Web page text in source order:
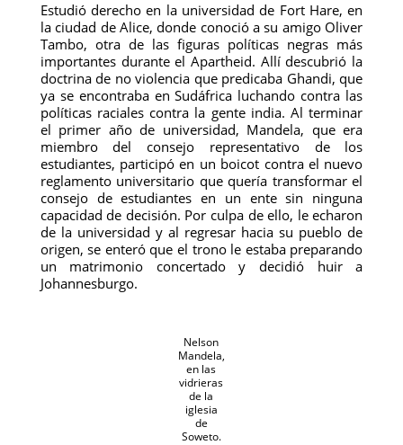
Estudió derecho en la universidad de Fort Hare, en
la ciudad de Alice, donde conoció a su amigo Oliver
Tambo, otra de las figuras políticas negras más
importantes durante el Apartheid. Allí descubrió la
doctrina de no violencia que predicaba Ghandi, que
ya se encontraba en Sudáfrica luchando contra las
políticas raciales contra la gente india. Al terminar
el primer año de universidad, Mandela, que era
miembro del consejo representativo de los
estudiantes, participó en un boicot contra el nuevo
reglamento universitario que quería transformar el
consejo de estudiantes en un ente sin ninguna
capacidad de decisión. Por culpa de ello, le echaron
de la universidad y al regresar hacia su pueblo de
origen, se enteró que el trono le estaba preparando
un matrimonio concertado y decidió huir a
Johannesburgo.
Nelson
Mandela,
en las
vidrieras
de la
iglesia
de
Soweto.